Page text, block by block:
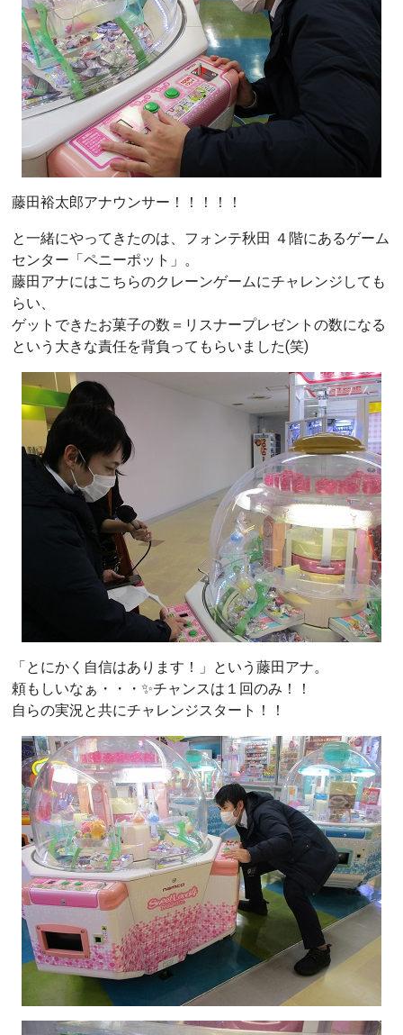
藤田裕太郎アナウンサー！！！！！
と一緒にやってきたのは、フォンテ秋田 ４階にあるゲーム
センター「ペニーポット」。
藤田アナにはこちらのクレーンゲームにチャレンジしても
らい、
ゲットできたお菓子の数＝リスナープレゼントの数になる
という大きな責任を背負ってもらいました(笑)
「とにかく自信はあります！」という藤田アナ。
頼もしいなぁ・・・✨チャンスは１回のみ！！
自らの実況と共にチャレンジスタート！！